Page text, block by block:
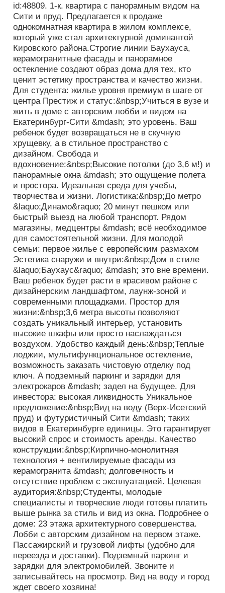
id:48809. 1-к. квартира с панорамным видом на
Сити и пруд. Предлагается к продаже
однокомнатная квартира в жилом комплексе,
который уже стал архитектурной доминантой
Кировского района.Строгие линии Баухауса,
керамогранитные фасады и панорамное
остекление создают образ дома для тех, кто
ценит эстетику пространства и качество жизни.
Для студента: жилье уровня премиум в шаге от
центра Престиж и статус:&nbsp;Учиться в вузе и
жить в доме с авторским лобби и видом на
Екатеринбург-Сити &mdash; это уровень. Ваш
ребенок будет возвращаться не в скучную
хрущевку, а в стильное пространство с
дизайном. Свобода и
вдохновение:&nbsp;Высокие потолки (до 3,6 м!) и
панорамные окна &mdash; это ощущение полета
и простора. Идеальная среда для учебы,
творчества и жизни. Логистика:&nbsp;До метро
&laquo;Динамо&raquo; 20 минут пешком или
быстрый выезд на любой транспорт. Рядом
магазины, медцентры &mdash; всё необходимое
для самостоятельной жизни. Для молодой
семьи: первое жилье с европейским размахом
Эстетика снаружи и внутри:&nbsp;Дом в стиле
&laquo;Баухаус&raquo; &mdash; это вне времени.
Ваш ребенок будет расти в красивом районе с
дизайнерским ландшафтом, лаунж-зоной и
современными площадками. Простор для
жизни:&nbsp;3,6 метра высоты позволяют
создать уникальный интерьер, установить
высокие шкафы или просто наслаждаться
воздухом. Удобство каждый день:&nbsp;Теплые
лоджии, мультифункциональное остекление,
возможность заказать чистовую отделку под
ключ. А подземный паркинг и зарядки для
электрокаров &mdash; задел на будущее. Для
инвестора: высокая ликвидность Уникальное
предложение:&nbsp;Вид на воду (Верх-Исетский
пруд) и футуристичный Сити &mdash; таких
видов в Екатеринбурге единицы. Это гарантирует
высокий спрос и стоимость аренды. Качество
конструкции:&nbsp;Кирпично-монолитная
технология + вентилируемые фасады из
керамогранита &mdash; долговечность и
отсутствие проблем с эксплуатацией. Целевая
аудитория:&nbsp;Студенты, молодые
специалисты и творческие люди готовы платить
выше рынка за стиль и вид из окна. Подробнее о
доме: 23 этажа архитектурного совершенства.
Лобби с авторским дизайном на первом этаже.
Пассажирский и грузовой лифты (удобно для
переезда и доставки). Подземный паркинг и
зарядки для электромобилей. Звоните и
записывайтесь на просмотр. Вид на воду и город
ждет своего хозяина!